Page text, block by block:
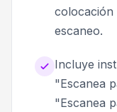
colocación
escaneo.
Incluye
"Escanea
"Escanea